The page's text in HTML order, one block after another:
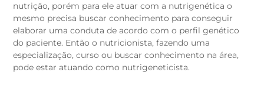
nutrição, porém para ele atuar com a nutrigenética o
mesmo precisa buscar conhecimento para conseguir
elaborar uma conduta de acordo com o perfil genético
do paciente. Então o nutricionista, fazendo uma
especialização, curso ou buscar conhecimento na área,
pode estar atuando como nutrigeneticista.